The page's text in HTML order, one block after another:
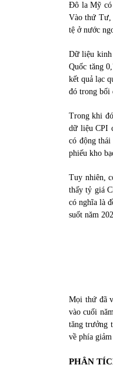
Đô la Mỹ có
Vào thứ Tư,
tệ ở nước
Dữ liệu kinh
Quốc tăng
kết quả lạc
đó trong bối
Trong khi
dữ liệu CPI
có động
phiếu kho
Tuy nhiên,
thấy tỷ giá
có nghĩa là
suốt năm
Mọi thứ đã
vào cuối
tăng trưởng
về phía
PHÂN